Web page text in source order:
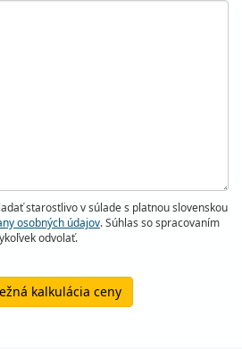
starostlivo v súlade s platnou slovenskou
osobných údajov. Súhlas so spracovaním
odvolať.
kalkulácia ceny